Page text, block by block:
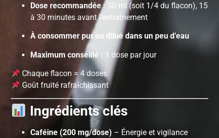
Dose recommandée : 30 ml (soit 1/4 du flacon), 15
à 30 minutes avant l’entraînement
À consommer pur ou dilué dans un peu d’eau
Maximum conseillé : 1 dose par jour
Chaque flacon = 4 doses
Goût fruité rafraîchissant
Ingrédients clés
Caféine (200 mg/dose) – Énergie et vigilance